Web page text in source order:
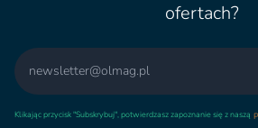
ofertach?
Email
Klikając przycisk "Subskrybuj", potwierdzasz zapoznanie się z naszą